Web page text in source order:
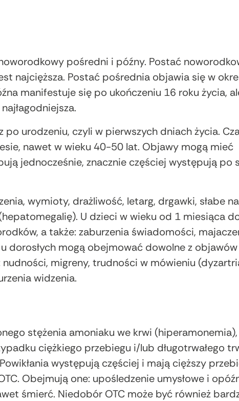
pośredni i późny. Postać
najcięższa. Postać pośrednia objawia się w
manifestuje się po ukończeniu 16 roku życia,
urodzeniu, czyli w pierwszych dniach życia.
nawet w wieku 40-50 lat. Objawy mogą mieć
jednocześnie, znacznie częściej występują po
wymioty, drażliwość, letarg, drgawki, słabe
U dzieci w wieku od 1 miesiąca
a także: zaburzenia świadomości,
dorosłych mogą obejmować dowolne z objawów
migreny, trudności w mówieniu
widzenia.
stężenia amoniaku we krwi
ciężkiego przebiegu i/lub długotrwałego
występują częściej i mają cięższy
Obejmują one: upośledzenie umysłowe i
śmierć. Niedobór OTC może być również